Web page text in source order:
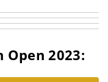
2023: